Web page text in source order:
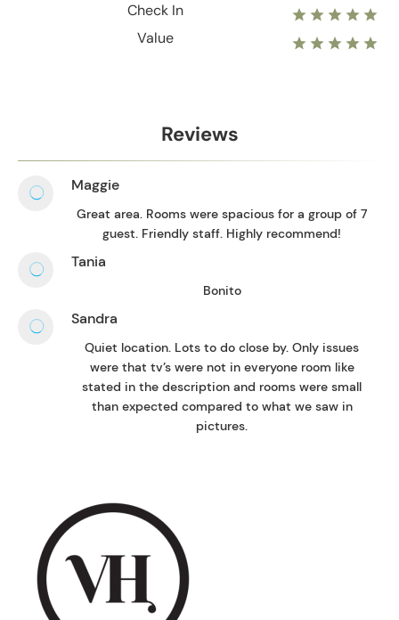
Check In
Value
Reviews
Maggie
Great area. Rooms were spacious for a group of 7
guest. Friendly staff. Highly recommend!
Tania
Bonito
Sandra
Quiet location. Lots to do close by. Only issues
were that tv’s were not in everyone room like
stated in the description and rooms were small
than expected compared to what we saw in
pictures.